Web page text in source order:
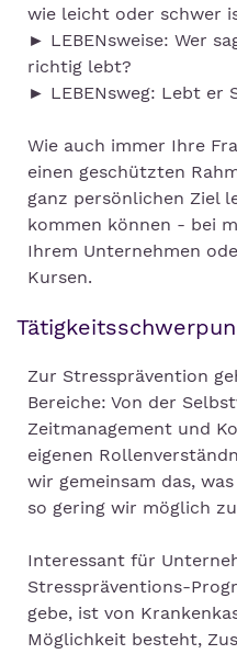
wie leicht oder schwer
► LEBENsweise: Wer
richtig lebt?
► LEBENsweg: Lebt er
Wie auch immer Ihre
einen geschützten
ganz persönlichen Ziel
kommen können - bei
Ihrem Unternehmen
Kursen.
Zur Stressprävention
Bereiche: Von der
Zeitmanagement und
eigenen
wir gemeinsam das,
so gering wir möglich
Interessant für
Stresspräventions-
gebe, ist von
Möglichkeit besteht,